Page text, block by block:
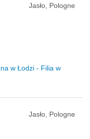
Jasło, Pologne
w Łodzi - Filia w
Jasło, Pologne